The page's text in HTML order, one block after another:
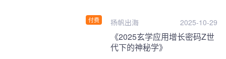
付费 扬帆出海 2025-10-29
《2025玄学应用增长密码Z世
代下的神秘学》